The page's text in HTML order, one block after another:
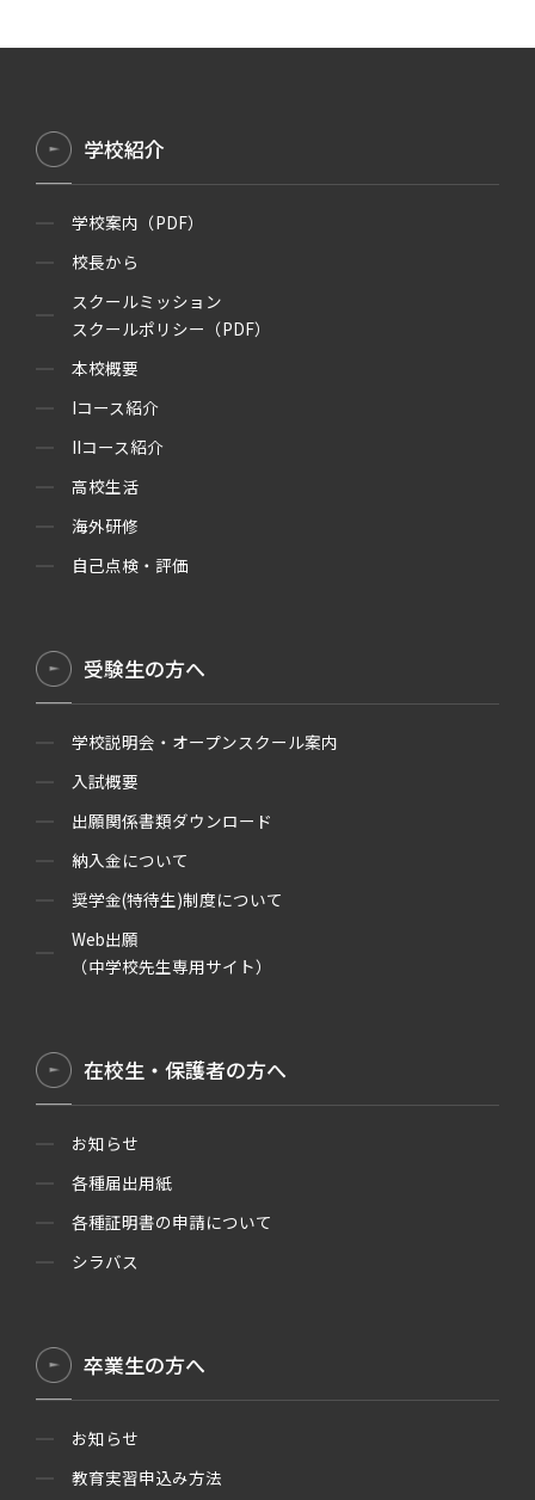
学校紹介
学校案内（PDF）
校長から
スクールミッション
スクールポリシー（PDF）
本校概要
Iコース紹介
IIコース紹介
高校生活
海外研修
自己点検・評価
受験生の方へ
学校説明会・オープンスクール案内
入試概要
出願関係書類ダウンロード
納入金について
奨学金(特待生)制度について
Web出願
（中学校先生専用サイト）
在校生・保護者の方へ
お知らせ
各種届出用紙
各種証明書の申請について
シラバス
卒業生の方へ
お知らせ
教育実習申込み方法